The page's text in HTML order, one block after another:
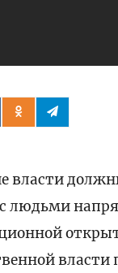
власти
людьми